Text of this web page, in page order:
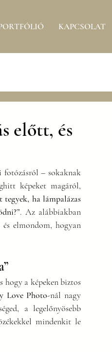
KAPCSOLAT
előtt, és
fotózásról – sokaknak
képeket magáról,
tegyek, ha lámpalázas
. Az alábbiakban
elmondom, hogyan
hogy a képeken biztos
Love Photo-nál nagy
a legelőnyösebb
mindenkit le